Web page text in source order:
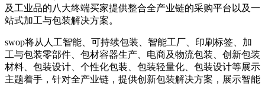
及工业品的八大终端买家提供整合全产业链的采购平台以及一
站式加工与包装解决方案。
swop将从人工智能、可持续包装、智能工厂、印刷标签、加
工与包装零部件、包材容器生产、电商及物流包装、创新包装
材料、包装设计、个性化包装、包装轻量化、包装设计等展示
主题着手，针对全产业链，提供创新包装解决方案，展示智能